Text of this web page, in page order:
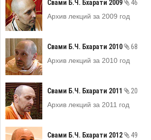
Свами Б.Ч. Бхарати 2009
46
Архив лекций за 2009 год
Свами Б.Ч. Бхарати 2010
68
Архив лекций за 2010 год
Свами Б.Ч. Бхарати 2011
20
Архив лекций за 2011 год
Свами Б.Ч. Бхарати 2012
49